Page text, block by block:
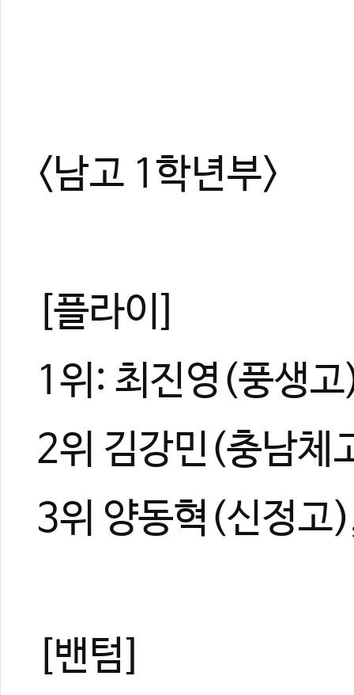
<남고 1학년부>
[플라이]
1위: 최진영(풍생
2위 김강민(충남체
3위 양동혁(신정
[밴텀]